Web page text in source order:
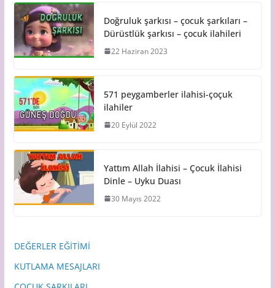
Doğruluk şarkısı – çocuk şarkıları –
Dürüstlük şarkısı – çocuk ilahileri
22 Haziran 2023
571 peygamberler ilahisi-çoçuk
ilahiler
20 Eylül 2022
Yattım Allah İlahisi – Çocuk İlahisi
Dinle – Uyku Duası
30 Mayıs 2022
DEĞERLER EĞİTİMİ
KUTLAMA MESAJLARI